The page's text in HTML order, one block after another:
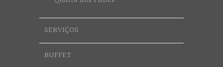
SERVIÇOS
BUFFET